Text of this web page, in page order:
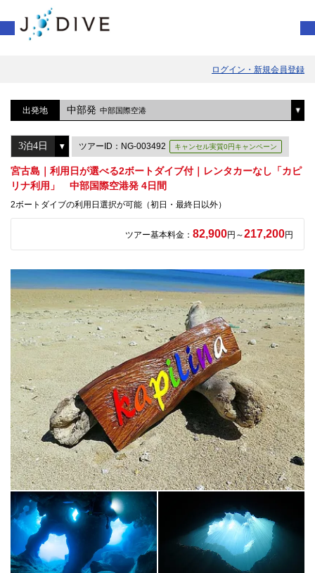
ログイン・新規会員登録
出発地 中部発 中部国際空港
ツアーID：NG-003492 キャンセル実質0円キャンペーン
宮古島｜利用日が選べる2ボートダイブ付｜レンタカーなし「カピ
リナ利用」 中部国際空港発 4日間
2ボートダイブの利用日選択が可能（初日・最終日以外）
ツアー基本料金： 82,900円～217,200円